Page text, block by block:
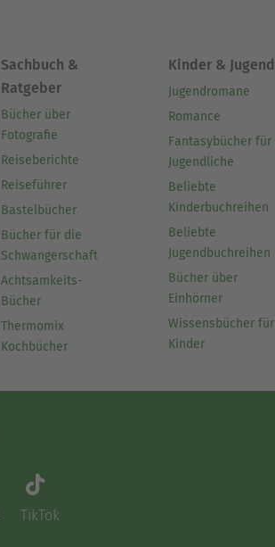
Sachbuch &
Ratgeber
Bücher über
Fotografie
Reiseberichte
Reiseführer
Bastelbücher
Bücher für die
Schwangerschaft
Achtsamkeits-
Bücher
Thermomix
Kochbücher
Kinder & Jugend
Jugendromane
Romance
Fantasybücher für
Jugendliche
Beliebte
Kinderbuchreihen
Beliebte
Jugendbuchreihen
Bücher über
Einhörner
Wissensbücher für
Kinder
TikTok